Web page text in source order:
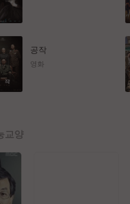
공작
영화
교양